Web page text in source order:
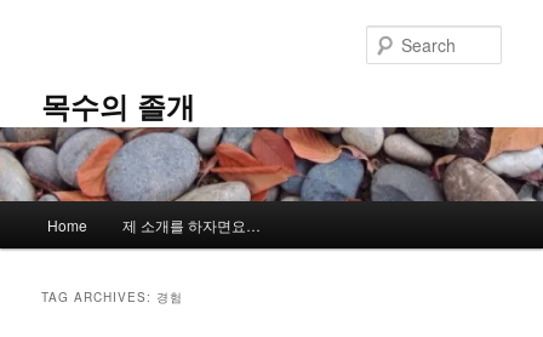
content
content목수의 졸개
Home 제 소개를 하자면요…
TAG ARCHIVES: 경험